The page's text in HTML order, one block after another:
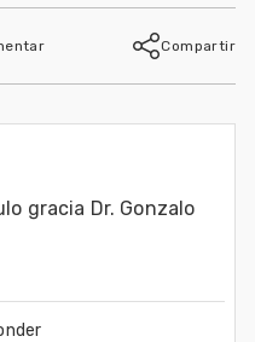
Compartir
gracia Dr. Gonzalo